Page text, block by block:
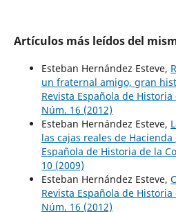
Artículos más leídos del
Esteban Hernández Esteve,
un fraternal amigo, gran
Revista Española de
Núm. 16 (2012)
Esteban Hernández Esteve,
las cajas reales de Hacienda
Española de Historia de la
10 (2009)
Esteban Hernández Esteve,
Revista Española de
Núm. 16 (2012)